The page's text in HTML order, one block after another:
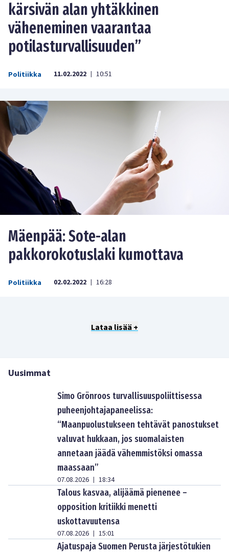
kärsivän alan yhtäkkinen
väheneminen vaarantaa
potilasturvallisuuden”
Politiikka 11.02.2022 | 10:51
Mäenpää: Sote-alan
pakkorokotuslaki kumottava
Politiikka 02.02.2022 16:28
Lataa lisää +
Uusimmat
Simo Grönroos turvallisuuspoliittisessa
puheenjohtajapaneelissa:
“Maanpuolustukseen tehtävät panostukset
valuvat hukkaan, jos suomalaisten
annetaan jäädä vähemmistöksi omassa
maassaan”
07.08.2026 18:34
Talous kasvaa, alijäämä pienenee –
opposition kritiikki menetti
uskottavuutensa
07.08.2026 15:01
Ajatuspaja Suomen Perusta järjestötukien